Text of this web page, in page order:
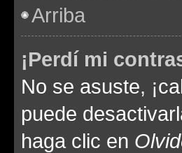
Arriba
¡Perdí mi
No se asuste,
puede
haga clic en